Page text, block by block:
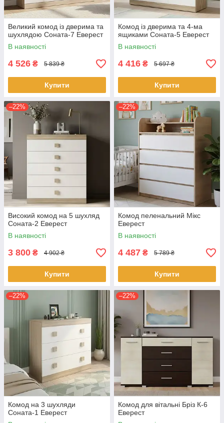
Великий комод із дверима та
шухлядою Соната-7 Еверест
В наявності
4 526 ₴ 5 839 ₴
Купити
Комод із дверима та 4-ма
ящиками Соната-5 Еверест
В наявності
4 416 ₴ 5 697 ₴
Купити
–22%
Високий комод на 5 шухляд
Соната-2 Еверест
В наявності
3 800 ₴ 4 902 ₴
Купити
–22%
Комод пеленальний Мікс
Еверест
В наявності
4 487 ₴ 5 789 ₴
Купити
–22%
Комод на 3 шухляди
Соната-1 Еверест
–22%
Комод для вітальні Бріз К-6
Еверест